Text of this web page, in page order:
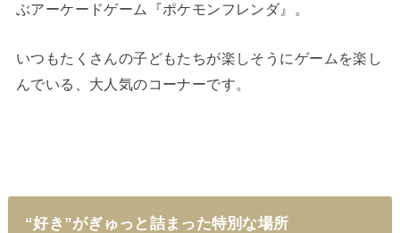
ぶアーケードゲーム『ポケモンフレンダ』。
いつもたくさんの子どもたちが楽しそうにゲームを楽し
んでいる、大人気のコーナーです。
“好き”がぎゅっと詰まった特別な場所